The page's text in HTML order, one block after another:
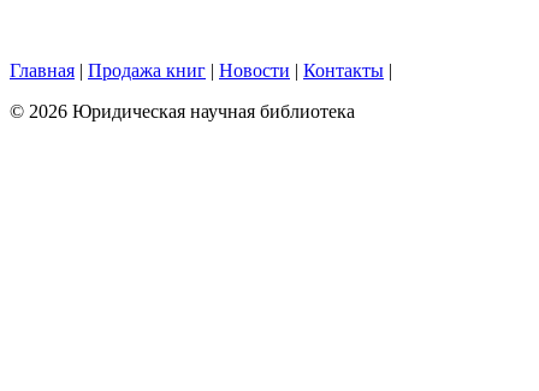
Главная | Продажа книг | Новости | Контакты |
© 2026 Юридическая научная библиотека